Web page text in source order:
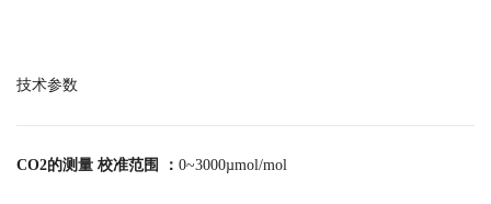
技术参数
CO2的测量 校准范围 ： 0~3000µmol/mol